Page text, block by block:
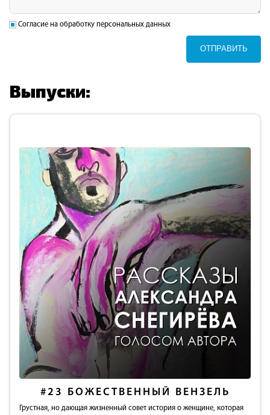
Согласие на обработку персональных данных
ОТПРАВИТЬ
Выпуски:
#23 БОЖЕСТВЕННЫЙ ВЕНЗЕЛЬ
Грустная, но дающая жизненный совет история о женщине, которая